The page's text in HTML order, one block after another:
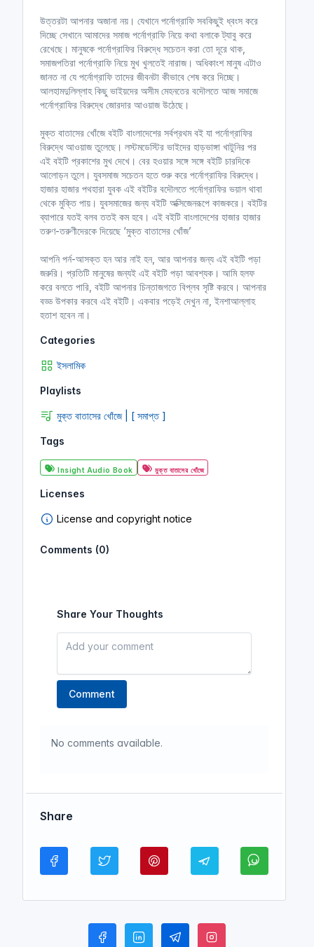
উত্তরটা আপনার অজানা নয়। যেখানে পর্নোগ্রাফি সবকিছুই ধ্বংস করে
দিচ্ছে সেখানে আমাদের সমাজ পর্নোগ্রাফি নিয়ে কথা বলাকে ট্যাবু করে
রেখেছে। মানুষকে পর্নোগ্রাফির বিরুদ্ধে সচেতন করা তো দূরে থাক,
সমাজপতিরা পর্নোগ্রাফি নিয়ে মুখ খুলতেই নারাজ। অধিকাংশ মানুষ এটাও
জানত না যে পর্নোগ্রাফি তাদের জীবনটা কীভাবে শেষ করে দিচ্ছে।
আলহামদুলিল্লাহ কিছু ভাইয়দের অসীম মেহনতের বদৌলতে আজ সমাজে
পর্নোগ্রাফির বিরুদ্ধে জোরদার আওয়াজ উঠেছে।
মুক্ত বাতাসের খোঁজে বইটি বাংলাদেশের সর্বপ্রথম বই যা পর্নোগ্রাফির
বিরুদ্ধে আওয়াজ তুলেছে। লস্টমডেস্টির ভাইদের হাড়ভাঙ্গা খাটুনির পর
এই বইটি প্রকাশের মুখ দেখে। বের হওয়ার সঙ্গে সঙ্গে বইটি চারদিকে
আলোড়ন তুলে। যুবসমাজ সচেতন হতে শুরু করে পর্নোগ্রাফির বিরুদ্ধে।
হাজার হাজার পথহারা যুবক এই বইটির বদৌলতে পর্নোগ্রাফির ভয়াল থাবা
থেকে মুক্তি পায়। যুবসমাজের জন্য বইটি অক্সিজেনরূপে কাজকরে। বইটির
ব্যাপারে যতই বলব ততই কম হবে। এই বইটি বাংলাদেশের হাজার হাজার
তরুণ-তরুণীদেরকে দিয়েছে ‘মুক্ত বাতাসের খোঁজ’
আপনি পর্ন-আসক্ত হন আর নাই হন, আর আপনার জন্য এই বইটি পড়া
জরুরি। প্রতিটি মানুষের জন্যই এই বইটি পড়া আবশ্যক। আমি হলফ
করে বলতে পারি, বইটি আপনার চিন্তাজগতে বিপ্লব সৃষ্টি করবে। আপনার
বড্ড উপকার করবে এই বইটি। একবার পড়েই দেখুন না, ইনশাআল্লাহ
হতাশ হবেন না।
Categories
ইসলামিক
Playlists
মুক্ত বাতাসের খোঁজে | [ সমাপ্ত ]
Tags
Insight Audio Book মুক্ত বাতাসের খোঁজে
Licenses
License and copyright notice
Comments (0)
Share Your Thoughts
Comment
No comments available.
Share